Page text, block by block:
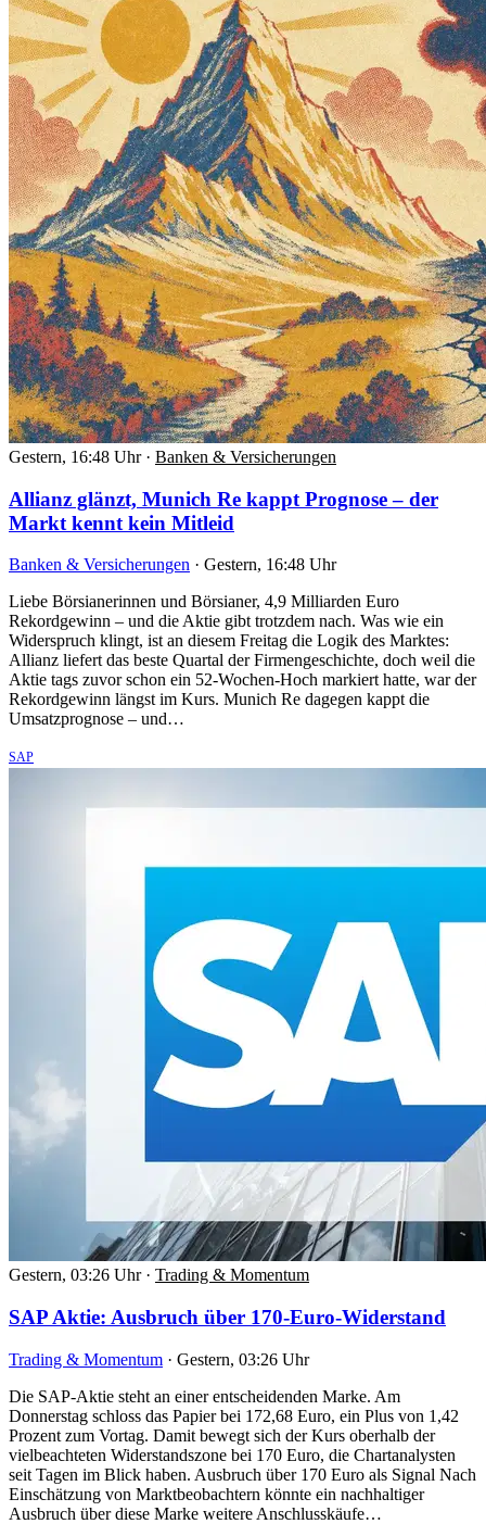
Gestern, 16:48 Uhr · Banken & Versicherungen
Allianz glänzt, Munich Re kappt Prognose – der
Markt kennt kein Mitleid
Banken & Versicherungen · Gestern, 16:48 Uhr
Liebe Börsianerinnen und Börsianer, 4,9 Milliarden Euro
Rekordgewinn – und die Aktie gibt trotzdem nach. Was wie ein
Widerspruch klingt, ist an diesem Freitag die Logik des Marktes:
Allianz liefert das beste Quartal der Firmengeschichte, doch weil die
Aktie tags zuvor schon ein 52-Wochen-Hoch markiert hatte, war der
Rekordgewinn längst im Kurs. Munich Re dagegen kappt die
Umsatzprognose – und…
SAP
Gestern, 03:26 Uhr · Trading & Momentum
SAP Aktie: Ausbruch über 170-Euro-Widerstand
Trading & Momentum · Gestern, 03:26 Uhr
Die SAP-Aktie steht an einer entscheidenden Marke. Am
Donnerstag schloss das Papier bei 172,68 Euro, ein Plus von 1,42
Prozent zum Vortag. Damit bewegt sich der Kurs oberhalb der
vielbeachteten Widerstandszone bei 170 Euro, die Chartanalysten
seit Tagen im Blick haben. Ausbruch über 170 Euro als Signal Nach
Einschätzung von Marktbeobachtern könnte ein nachhaltiger
Ausbruch über diese Marke weitere Anschlusskäufe…